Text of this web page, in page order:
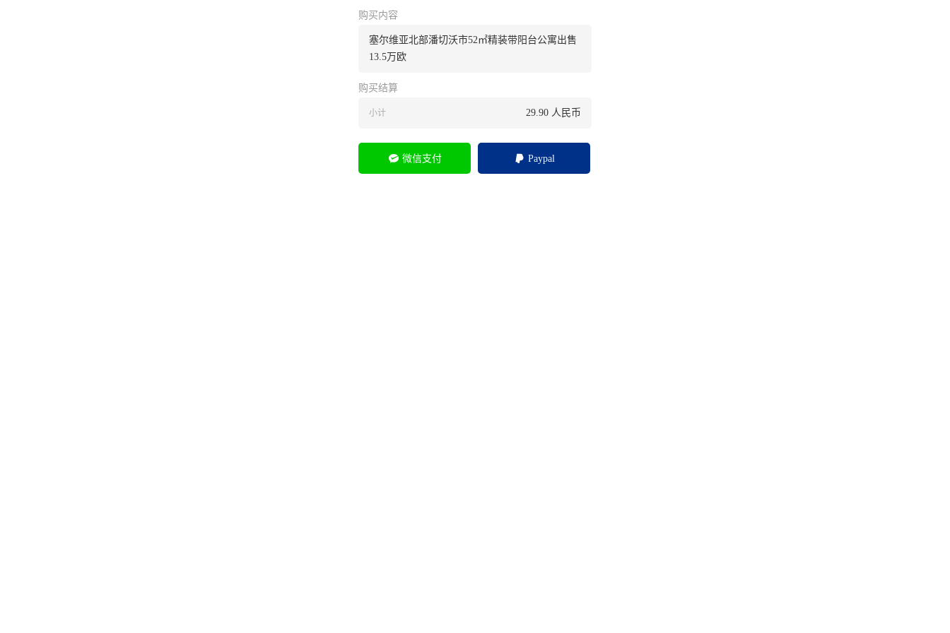
购买内容
塞尔维亚北部潘切沃市52㎡精装带阳台公寓出售
13.5万欧
购买结算
小计 29.90 人民币
微信支付 Paypal